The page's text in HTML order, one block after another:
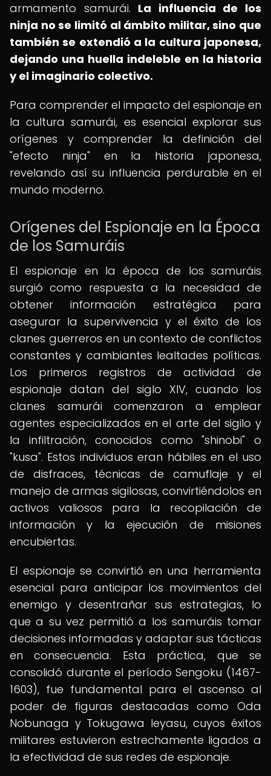
armamento samurái. La influencia de los
ninja no se limitó al ámbito militar, sino que
también se extendió a la cultura japonesa,
dejando una huella indeleble en la historia
y el imaginario colectivo.
Para comprender el impacto del espionaje en
la cultura samurái, es esencial explorar sus
orígenes y comprender la definición del
"efecto ninja" en la historia japonesa,
revelando así su influencia perdurable en el
mundo moderno.
Orígenes del Espionaje en la Época
de los Samuráis
El espionaje en la época de los samuráis
surgió como respuesta a la necesidad de
obtener información estratégica para
asegurar la supervivencia y el éxito de los
clanes guerreros en un contexto de conflictos
constantes y cambiantes lealtades políticas.
Los primeros registros de actividad de
espionaje datan del siglo XIV, cuando los
clanes samurái comenzaron a emplear
agentes especializados en el arte del sigilo y
la infiltración, conocidos como "shinobi" o
"kusa". Estos individuos eran hábiles en el uso
de disfraces, técnicas de camuflaje y el
manejo de armas sigilosas, convirtiéndolos en
activos valiosos para la recopilación de
información y la ejecución de misiones
encubiertas.
El espionaje se convirtió en una herramienta
esencial para anticipar los movimientos del
enemigo y desentrañar sus estrategias, lo
que a su vez permitió a los samuráis tomar
decisiones informadas y adaptar sus tácticas
en consecuencia. Esta práctica, que se
consolidó durante el período Sengoku (1467-
1603), fue fundamental para el ascenso al
poder de figuras destacadas como Oda
Nobunaga y Tokugawa Ieyasu, cuyos éxitos
militares estuvieron estrechamente ligados a
la efectividad de sus redes de espionaje.